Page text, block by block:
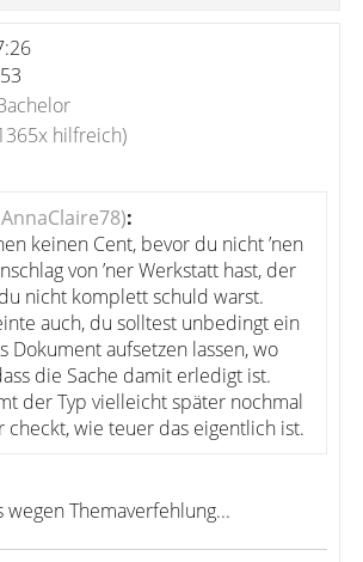
hilfreich)
:
keinen Cent, bevor du nicht ’nen
von ’ner Werkstatt hast, der
nicht komplett schuld warst.
auch, du solltest unbedingt ein
Dokument aufsetzen lassen, wo
die Sache damit erledigt ist.
der Typ vielleicht später nochmal
checkt, wie teuer das eigentlich ist.
wegen Themaverfehlung...